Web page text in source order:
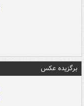
برگزیده عکس